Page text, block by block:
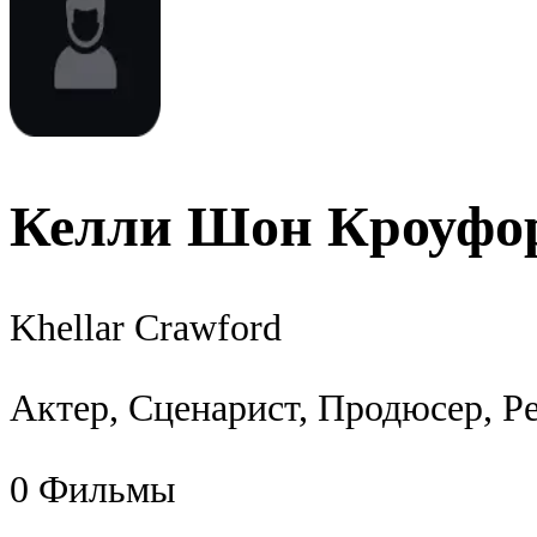
Келли Шон
Khellar Crawford
Актер, Сценарист, Продюсер,
0 Фильмы